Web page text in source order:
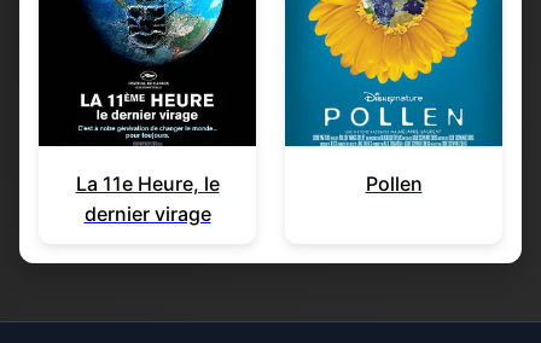
La 11e Heure, le
dernier virage
Pollen